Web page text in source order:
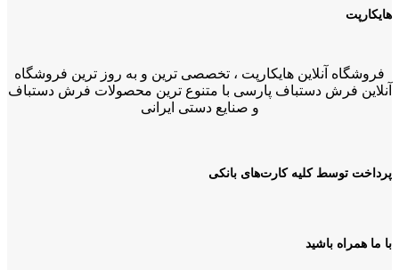
هایکارپت
فروشگاه آنلاین هایکارپت ، تخصصی ترین و به روز ترین فروشگاه
آنلاین فرش دستباف پارسی با متنوع ترین محصولات فرش دستباف
و صنایع دستی ایرانی
پرداخت توسط کلیه کارت‌های بانکی
با ما همراه باشید